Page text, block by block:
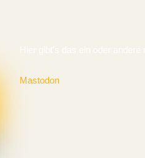
Mastodon